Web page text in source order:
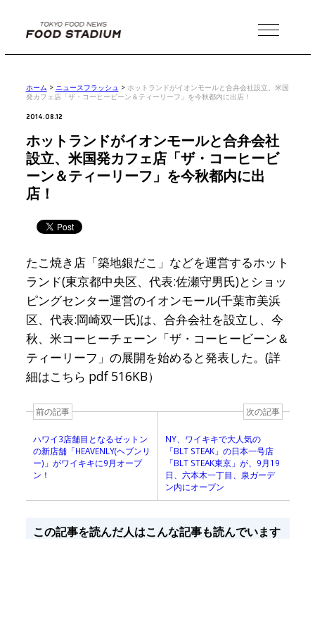
MENU
ホーム > ニュースフラッシュ > ホットランドがイオンモールと合弁会社設立、米国
発カフェ店「ザ・コーヒービーン＆ティーリーフ」を今秋都内に出店！
2014.08.12
ホットランドがイオンモールと合弁会社
設立、米国発カフェ店「ザ・コーヒービ
ーン＆ティーリーフ」を今秋都内に出
店！
たこ焼き店「築地銀だこ」などを運営するホット
ランド(東京都中央区、代表:佐瀬守男氏)とショッ
ピングセンター運営のイオンモール(千葉市美浜
区、代表:岡崎双一氏)は、合弁会社を設立し、今
秋、米コーヒーチェーン「ザ・コーヒービーン＆
ティーリーフ」の展開を始めると発表した。(詳
細はこちら pdf 516KB）
前の記事
ハワイ3店舗目となるゼットン
の新店舗「HEAVENLY(ヘブンリ
ー)」がワイキキに9月オープ
ン！
次の記事
NY、ワイキキで大人気の
「BLT STEAK」の日本一号店
「BLT STEAK東京」が、9月19
日、六本木一丁目、泉ガーデ
ン内にオープン
この記事を読んだ人はこんな記事も読んでいます